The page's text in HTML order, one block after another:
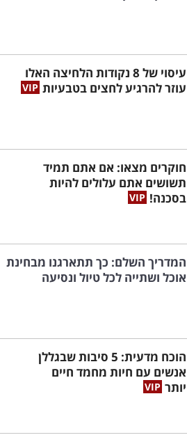
עיסוי של 8 נקודות הלחיצה האלו
עוזר להרגיע לחצים בטבעיות
חוקרים מצאו: אם אתם תמיד
תשושים אתם עלולים להיות
בסכנה!
המדריך השלם: כך תתארגנו מבחינת
אוכל ושתייה לכל טיול ונסיעה
הוכח מדעית: 5 סיבות שבגללן
אנשים עם חיות מחמד חיים
יותר